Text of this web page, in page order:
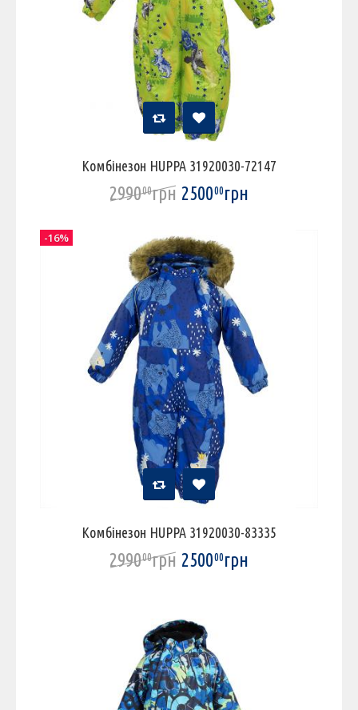
Комбінезон HUPPA 31920030-72147
299000грн 250000грн
Комбінезон HUPPA 31920030-83335
299000грн 250000грн
-16%